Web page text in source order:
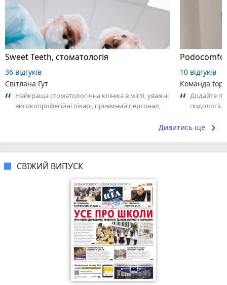
Sweet Teeth, стоматологія
36 відгуків
Світлана Гут
Найкраща стоматологічна клініка в місті, уважні
високопрофесійні лікарі, приємний персонал,
10 відгуків
Команда
Додайте
подології.
Дивитись ще keyboard_arrow_right
СВІЖИЙ ВИПУСК